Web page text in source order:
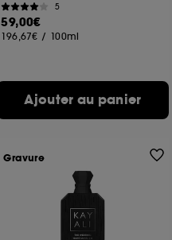
5
59,00€
196,67€ / 100ml
Ajouter au panier
Gravure